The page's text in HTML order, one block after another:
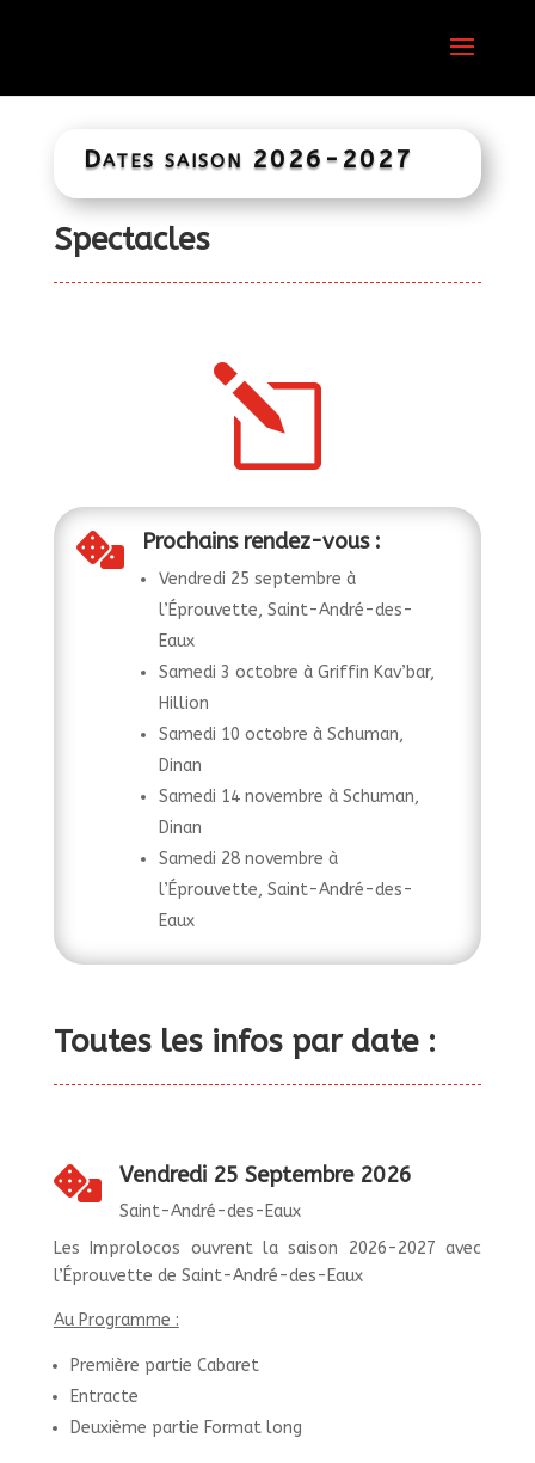
Dates saison 2026-2027
Spectacles
l
 Prochains rendez-vous :
Vendredi 25 septembre à
l’Éprouvette, Saint-André-des-
Eaux
Samedi 3 octobre à Griffin Kav’bar,
Hillion
Samedi 10 octobre à Schuman,
Dinan
Samedi 14 novembre à Schuman,
Dinan
Samedi 28 novembre à
l’Éprouvette, Saint-André-des-
Eaux
Toutes les infos par date :
 Vendredi 25 Septembre 2026
Saint-André-des-Eaux
Les Improlocos ouvrent la saison 2026-2027 avec
l’Éprouvette de Saint-André-des-Eaux
Au Programme :
Première partie Cabaret
Entracte
Deuxième partie Format long